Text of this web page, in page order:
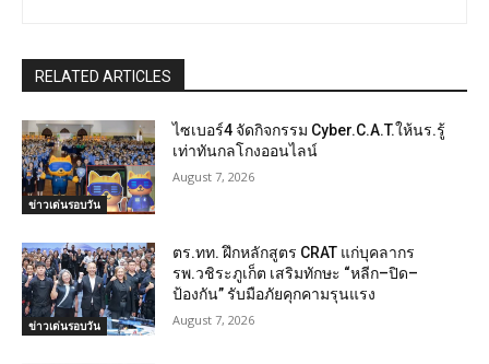
RELATED ARTICLES
ข่าวเด่นรอบวัน
ไซเบอร์4 จัดกิจกรรม Cyber.C.A.T.ให้นร.รู้
เท่าทันกลโกงออนไลน์
August 7, 2026
ข่าวเด่นรอบวัน
ตร.ทท. ฝึกหลักสูตร CRAT แก่บุคลากร
รพ.วชิระภูเก็ต เสริมทักษะ “หลีก–ปิด–
ป้องกัน” รับมือภัยคุกคามรุนแรง
August 7, 2026